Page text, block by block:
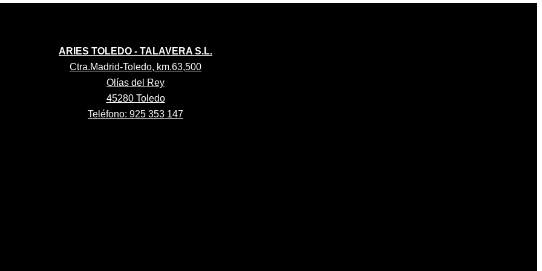
ARIES TOLEDO - TALAVERA S.L.
Ctra.Madrid-Toledo, km.63,500
Olías del Rey
45280 Toledo
Teléfono: 925 353 147